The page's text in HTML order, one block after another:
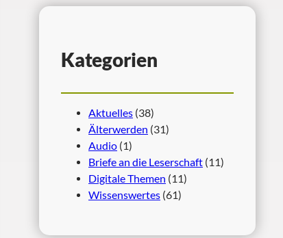
Kategorien
Aktuelles (38)
Älterwerden (31)
Audio (1)
Briefe an die Leserschaft (11)
Digitale Themen (11)
Wissenswertes (61)